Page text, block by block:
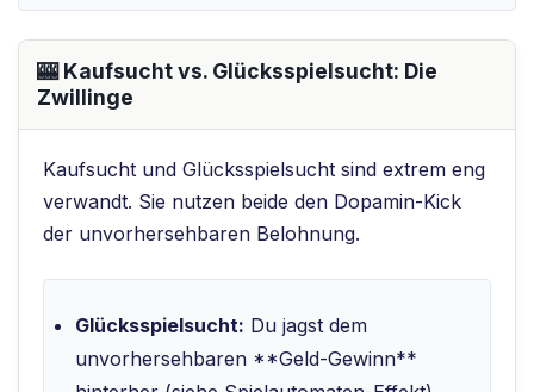
🎰 Kaufsucht vs. Glücksspielsucht: Die
Zwillinge
Kaufsucht und Glücksspielsucht sind extrem eng
verwandt. Sie nutzen beide den Dopamin-Kick
der unvorhersehbaren Belohnung.
Glücksspielsucht: Du jagst dem
unvorhersehbaren **Geld-Gewinn**